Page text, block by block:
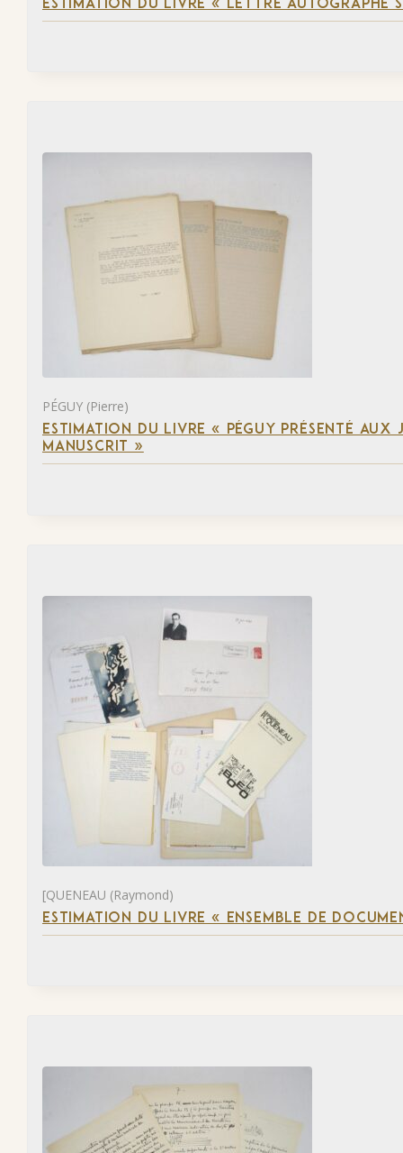
ESTIMATION DU LIVRE « LETTRE AUTOGRAPHE
PÉGUY (Pierre)
ESTIMATION DU LIVRE « PÉGUY PRÉSENTÉ AUX
MANUSCRIT »
[QUENEAU (Raymond)
ESTIMATION DU LIVRE « ENSEMBLE DE